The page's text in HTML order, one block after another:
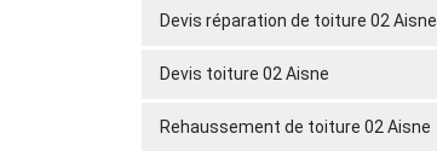
Devis réparation de toiture 02 Aisne
Devis toiture 02 Aisne
Rehaussement de toiture 02 Aisne